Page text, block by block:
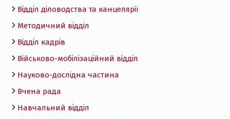
Відділ діловодства та канцелярії
Методичний відділ
Відділ кадрів
Військово-мобілізаційний відділ
Науково-дослідна частина
Вчена рада
Навчальний відділ